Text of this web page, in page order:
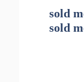
sold
sold